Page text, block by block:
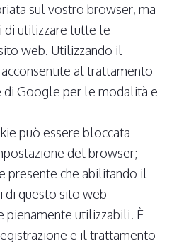
sul vostro browser, ma
di utilizzare tutte le
web. Utilizzando il
al trattamento
di Google per le modalità e
può essere bloccata
del browser;
presente che abilitando il
di questo sito web
pienamente utilizzabili. È
e il trattamento